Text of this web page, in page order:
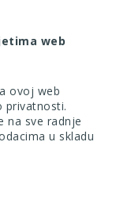
web
ovoj web
privatnosti.
na sve radnje
u skladu